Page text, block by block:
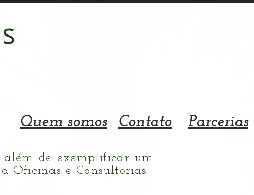
Quem somos Contato Parcerias
além de exemplificar um
Oficinas e Consultorias.